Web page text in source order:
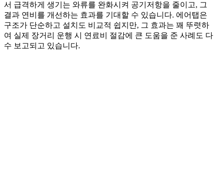
서 급격하게 생기는 와류를 완화시켜 공기저항을 줄이고, 그
결과 연비를 개선하는 효과를 기대할 수 있습니다. 에어탭은
구조가 단순하고 설치도 비교적 쉽지만, 그 효과는 꽤 뚜렷하
여 실제 장거리 운행 시 연료비 절감에 큰 도움을 준 사례도 다
수 보고되고 있습니다.